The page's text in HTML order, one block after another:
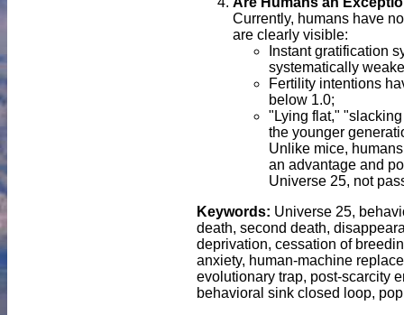
Currently, humans have
are clearly visible:
Instant gratification
systematically
Fertility intentions
below 1.0;
"Lying flat,"
the younger
Unlike mice,
an advantage and
Universe 25, not
Keywords: Universe 25,
death, second death,
deprivation, cessation of
anxiety, human-machine
evolutionary trap, post-scarcity
behavioral sink closed loop,